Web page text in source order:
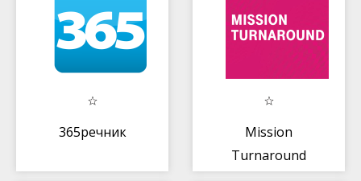
365речник
Mission
Turnaround